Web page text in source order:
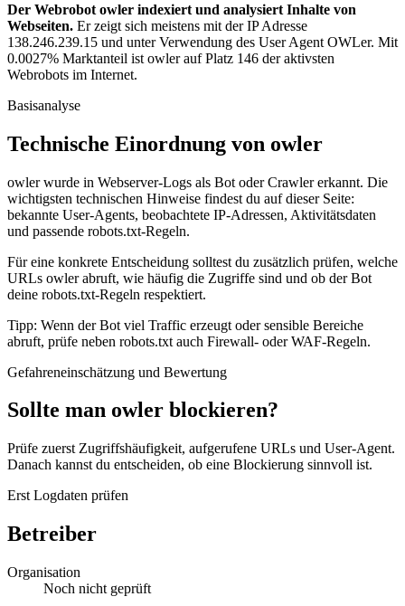
Der Webrobot owler indexiert und analysiert Inhalte von
Webseiten. Er zeigt sich meistens mit der IP Adresse
138.246.239.15 und unter Verwendung des User Agent OWLer. Mit
0.0027% Marktanteil ist owler auf Platz 146 der aktivsten
Webrobots im Internet.
Basisanalyse
Technische Einordnung von owler
owler wurde in Webserver-Logs als Bot oder Crawler erkannt. Die
wichtigsten technischen Hinweise findest du auf dieser Seite:
bekannte User-Agents, beobachtete IP-Adressen, Aktivitätsdaten
und passende robots.txt-Regeln.
Für eine konkrete Entscheidung solltest du zusätzlich prüfen, welche
URLs owler abruft, wie häufig die Zugriffe sind und ob der Bot
deine robots.txt-Regeln respektiert.
Tipp: Wenn der Bot viel Traffic erzeugt oder sensible Bereiche
abruft, prüfe neben robots.txt auch Firewall- oder WAF-Regeln.
Gefahreneinschätzung und Bewertung
Sollte man owler blockieren?
Prüfe zuerst Zugriffshäufigkeit, aufgerufene URLs und User-Agent.
Danach kannst du entscheiden, ob eine Blockierung sinnvoll ist.
Erst Logdaten prüfen
Betreiber
Organisation
Noch nicht geprüft